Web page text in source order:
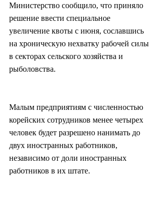
Министерство сообщило, что приняло
решение ввести специальное
увеличение квоты с июня, сославшись
на хроническую нехватку рабочей силы
в секторах сельского хозяйства и
рыболовства.
Малым предприятиям с численностью
корейских сотрудников менее четырех
человек будет разрешено нанимать до
двух иностранных работников,
независимо от доли иностранных
работников в их штате.